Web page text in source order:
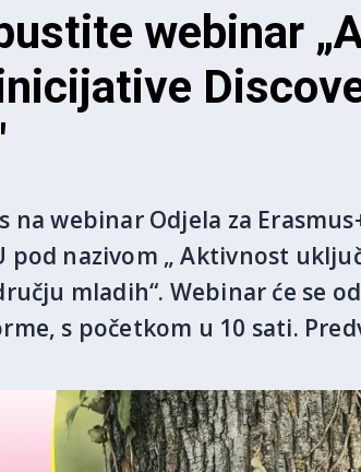
webinar
na webinar Odjela za
pod nazivom „ Aktivnost
mladih“. Webinar će se
s početkom u 10 sati.